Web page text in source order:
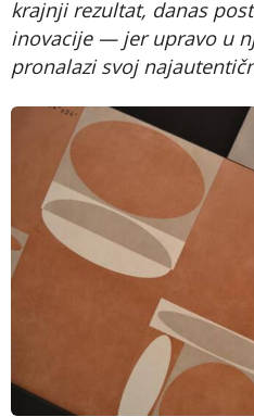
krajnji rezultat, danas
inovacije — jer upravo u
pronalazi svoj